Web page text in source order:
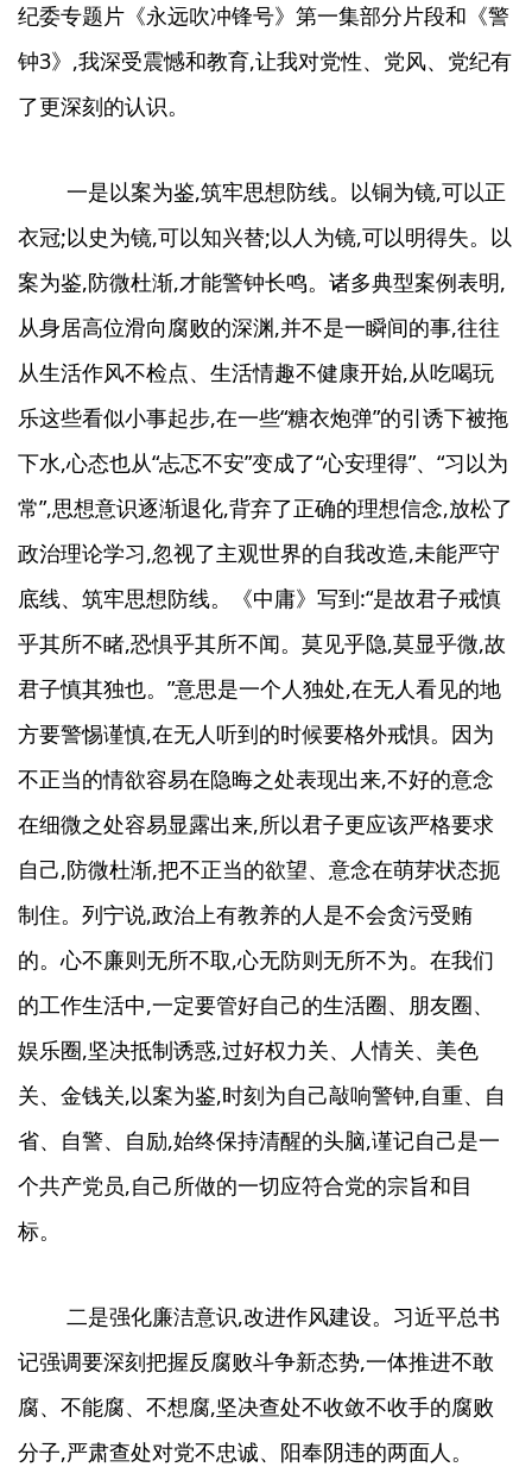
纪委专题片《永远吹冲锋号》第一集部分片段和《警
钟3》,我深受震憾和教育,让我对党性、党风、党纪有
了更深刻的认识。
一是以案为鉴,筑牢思想防线。以铜为镜,可以正
衣冠;以史为镜,可以知兴替;以人为镜,可以明得失。以
案为鉴,防微杜渐,才能警钟长鸣。诸多典型案例表明,
从身居高位滑向腐败的深渊,并不是一瞬间的事,往往
从生活作风不检点、生活情趣不健康开始,从吃喝玩
乐这些看似小事起步,在一些“糖衣炮弹”的引诱下被拖
下水,心态也从“忐忑不安”变成了“心安理得”、“习以为
常”,思想意识逐渐退化,背弃了正确的理想信念,放松了
政治理论学习,忽视了主观世界的自我改造,未能严守
底线、筑牢思想防线。《中庸》写到:“是故君子戒慎
乎其所不睹,恐惧乎其所不闻。莫见乎隐,莫显乎微,故
君子慎其独也。”意思是一个人独处,在无人看见的地
方要警惕谨慎,在无人听到的时候要格外戒惧。因为
不正当的情欲容易在隐晦之处表现出来,不好的意念
在细微之处容易显露出来,所以君子更应该严格要求
自己,防微杜渐,把不正当的欲望、意念在萌芽状态扼
制住。列宁说,政治上有教养的人是不会贪污受贿
的。心不廉则无所不取,心无防则无所不为。在我们
的工作生活中,一定要管好自己的生活圈、朋友圈、
娱乐圈,坚决抵制诱惑,过好权力关、人情关、美色
关、金钱关,以案为鉴,时刻为自己敲响警钟,自重、自
省、自警、自励,始终保持清醒的头脑,谨记自己是一
个共产党员,自己所做的一切应符合党的宗旨和目
标。
二是强化廉洁意识,改进作风建设。习近平总书
记强调要深刻把握反腐败斗争新态势,一体推进不敢
腐、不能腐、不想腐,坚决查处不收敛不收手的腐败
分子,严肃查处对党不忠诚、阳奉阴违的两面人。